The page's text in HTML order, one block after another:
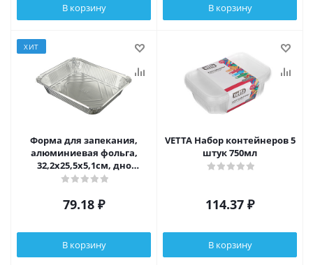
В корзину В корзину
ХИТ
Форма для запекания,
алюминиевая фольга,
32,2x25,5x5,1см, дно
27,2x21,2cм, 3180мл, L-край,
79.18 ₽
В корзину
VETTA Набор контейнеров 5
штук 750мл
114.37 ₽
В корзину